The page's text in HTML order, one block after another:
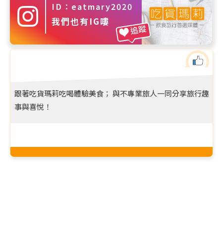
ID：eatmary2020
我們也有IG嘍
追蹤
跟著吃貨瑪莉吃喝體驗美食； 與不專業旅人一同分享旅行趣
事與喜悅！